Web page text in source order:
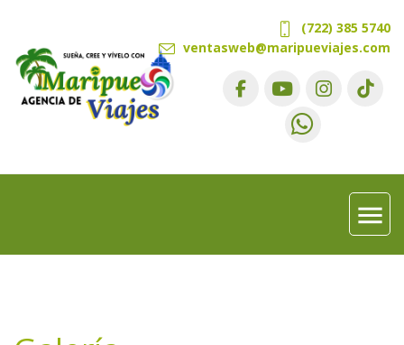
(722) 385 5740
ventasweb@maripueviajes.com
menu